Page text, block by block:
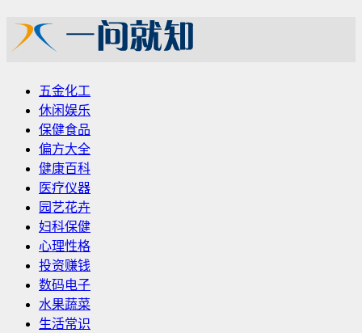
五金化工
休闲娱乐
保健食品
偏方大全
健康百科
医疗仪器
园艺花卉
妇科保健
心理性格
投资赚钱
数码电子
水果蔬菜
生活常识